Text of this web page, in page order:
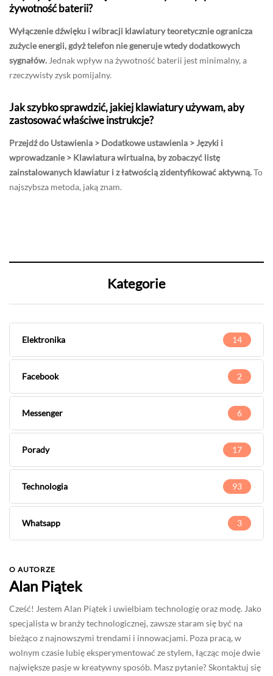
żywotność baterii?
Wyłączenie dźwięku i wibracji klawiatury teoretycznie ogranicza
zużycie energii, gdyż telefon nie generuje wtedy dodatkowych
sygnałów. Jednak wpływ na żywotność baterii jest minimalny, a
rzeczywisty zysk pomijalny.
Jak szybko sprawdzić, jakiej klawiatury używam, aby
zastosować właściwe instrukcje?
Przejdź do Ustawienia > Dodatkowe ustawienia > Języki i
wprowadzanie > Klawiatura wirtualna, by zobaczyć listę
zainstalowanych klawiatur i z łatwością zidentyfikować aktywną.To
najszybsza metoda, jaką znam.
Kategorie
Elektronika 14
Facebook 2
Messenger 6
Porady 17
Technologia 93
Whatsapp 3
O AUTORZE
Alan Piątek
Cześć! Jestem Alan Piątek i uwielbiam technologię oraz modę. Jako
specjalista w branży technologicznej, zawsze staram się być na
bieżąco z najnowszymi trendami i innowacjami. Poza pracą, w
wolnym czasie lubię eksperymentować ze stylem, łącząc moje dwie
największe pasje w kreatywny sposób. Masz pytanie? Skontaktuj się